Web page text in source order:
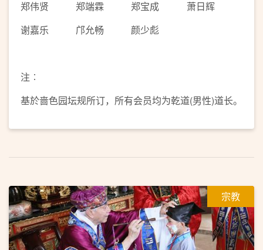
郑伟贤
郑端霖 郑宝成
萧日辉
谢嘉乐
邝允畅 颜少彪
注︰
基於啬色园坛规所订，所有会员均为乾道(男性)道长。
宗教